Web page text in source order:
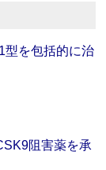
型を包括的に治
阻害薬を承